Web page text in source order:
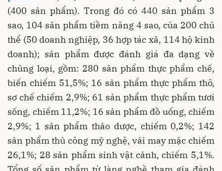
(400 sản phẩm). Trong đó có 440 sản phẩm 3
sao, 104 sản phẩm tiềm năng 4 sao, của 200 chủ
thể (50 doanh nghiệp, 36 hợp tác xã, 114 hộ kinh
doanh); sản phẩm được đánh giá đa dạng về
chủng loại, gồm: 280 sản phẩm thực phẩm chế,
biến chiếm 51,5%; 16 sản phẩm thực phẩm thô,
sơ chế chiếm 2,9%; 61 sản phẩm thực phẩm tươi
sống, chiếm 11,2%; 16 sản phẩm đồ uống, chiếm
2,9%; 1 sản phẩm thảo dược, chiếm 0,2%; 142
sản phẩm thủ công mỹ nghệ, vải may mặc chiếm
26,1%; 28 sản phẩm sinh vật cảnh, chiếm 5,1%.